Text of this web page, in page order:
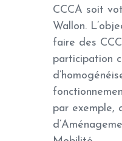
CCCA soit
Wallon.
faire des
participation
par exemple,